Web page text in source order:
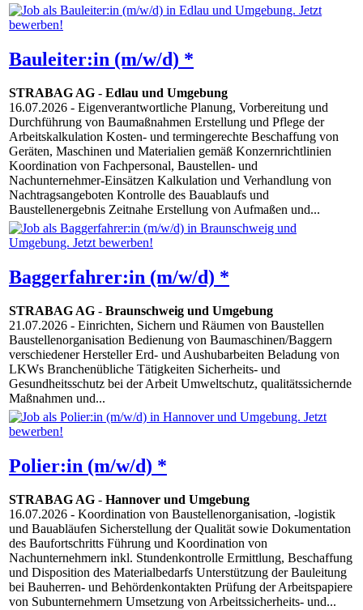
Bauleiter:in (m/w/d) *
STRABAG AG - Edlau und Umgebung
16.07.2026 - Eigenverantwortliche Planung, Vorbereitung und
Durchführung von Baumaßnahmen Erstellung und Pflege der
Arbeitskalkulation Kosten- und termingerechte Beschaffung von
Geräten, Maschinen und Materialien gemäß Konzernrichtlinien
Koordination von Fachpersonal, Baustellen- und
Nachunternehmer-Einsätzen Kalkulation und Verhandlung von
Nachtragsangeboten Kontrolle des Bauablaufs und
Baustellenergebnis Zeitnahe Erstellung von Aufmaßen und...
Baggerfahrer:in (m/w/d) *
STRABAG AG - Braunschweig und Umgebung
21.07.2026 - Einrichten, Sichern und Räumen von Baustellen
Baustellenorganisation Bedienung von Baumaschinen/Baggern
verschiedener Hersteller Erd- und Aushubarbeiten Beladung von
LKWs Branchenübliche Tätigkeiten Sicherheits- und
Gesundheitsschutz bei der Arbeit Umweltschutz, qualitätssichernde
Maßnahmen und...
Polier:in (m/w/d) *
STRABAG AG - Hannover und Umgebung
16.07.2026 - Koordination von Baustellenorganisation, -logistik
und Bauabläufen Sicherstellung der Qualität sowie Dokumentation
des Baufortschritts Führung und Koordination von
Nachunternehmern inkl. Stundenkontrolle Ermittlung, Beschaffung
und Disposition des Materialbedarfs Unterstützung der Bauleitung
bei Bauherren- und Behördenkontakten Prüfung der Arbeitspapiere
von Subunternehmern Umsetzung von Arbeitssicherheits- und...